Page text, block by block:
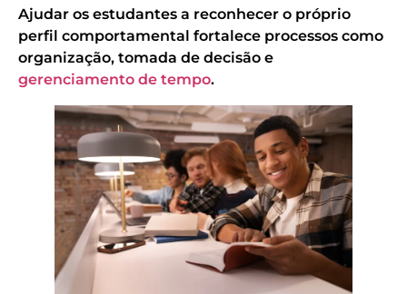
Ajudar os estudantes a reconhecer o próprio
perfil comportamental fortalece processos como
organização, tomada de decisão e
gerenciamento de tempo.